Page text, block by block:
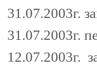
31.07.2003г.
31.07.2003г.
12.07.2003г.